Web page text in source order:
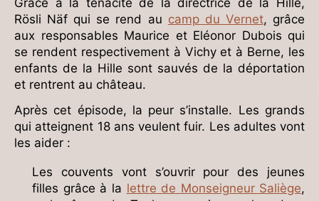
Rösli Näf qui se rend au camp du Vernet, grâce
aux responsables Maurice et Eléonor Dubois qui
se rendent respectivement à Vichy et à Berne, les
enfants de la Hille sont sauvés de la déportation
et rentrent au château.
Après cet épisode, la peur s’installe. Les grands
qui atteignent 18 ans veulent fuir. Les adultes vont
les aider :
Les couvents vont s’ouvrir pour des jeunes
filles grâce à la lettre de Monseigneur Saliège,